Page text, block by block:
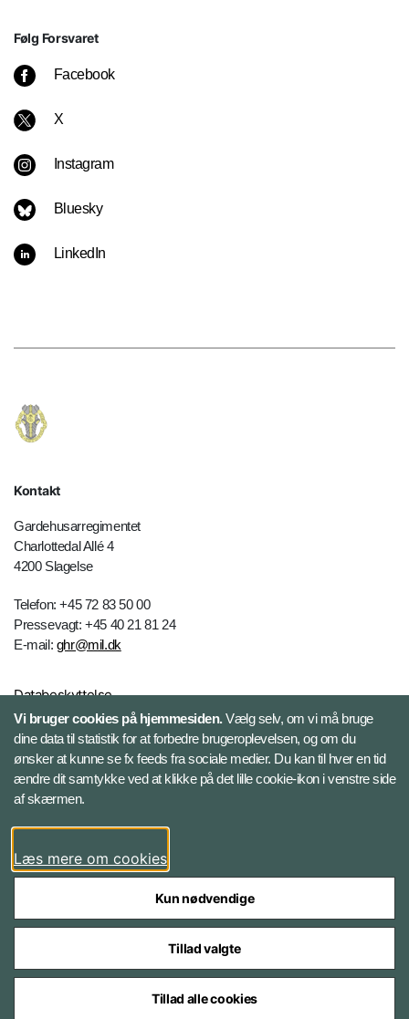
Følg Forsvaret
Facebook
X
Instagram
Bluesky
LinkedIn
Kontakt
Gardehusarregimentet
Charlottedal Allé 4
4200 Slagelse
Telefon: +45 72 83 50 00
Pressevagt: +45 40 21 81 24
E-mail: ghr@mil.dk
Databeskyttelse
Følg Gardehusarregimentet
Facebook
Instagram
Styrelser og myndigheder under Forsvarsministeriet
Vi bruger cookies på hjemmesiden.Vælg selv, om vi må bruge
dine data til statistik for at forbedre brugeroplevelsen, og om du
ønsker at kunne se fx feeds fra sociale medier. Du kan til hver en tid
ændre dit samtykke ved at klikke på det lille cookie-ikon i venstre side
af skærmen.
Læs mere om cookies
Kun nødvendige
Tillad valgte
Tillad alle cookies